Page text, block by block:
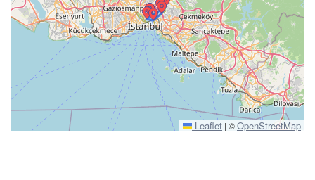
Leaflet | ©OpenStreetMap